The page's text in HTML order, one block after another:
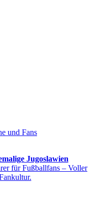
und Fans
Jugoslawien
für Fußballfans – Voller